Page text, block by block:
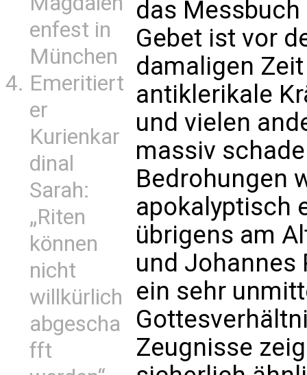
enfest in
München
Emeritiert
er
Kurienkar
dinal
Sarah:
„Riten
können
nicht
willkürlich
abgescha
fft
das
Gebet ist vor
damaligen
antiklerikale
und vielen
massiv
Bedrohungen
apokalyptisch
übrigens am
und Johannes
ein sehr
Zeugnisse